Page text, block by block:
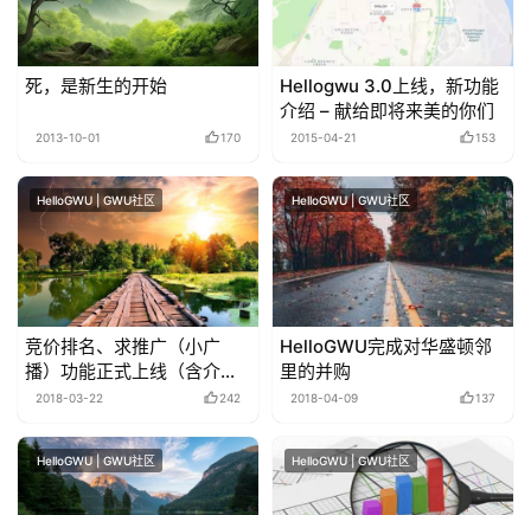
死，是新生的开始
2013-10-01 170
Hellogwu 3.0上线，新功能
介绍 – 献给即将来美的你们
2015-04-21 153
HelloGWU | GWU社区
竞价排名、求推广（小广
播）功能正式上线（含介
绍）
2018-03-22 242
HelloGWU | GWU社区
HelloGWU完成对华盛顿邻
里的并购
2018-04-09 137
HelloGWU | GWU社区 HelloGWU | GWU社区